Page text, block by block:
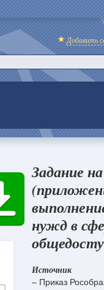
Добавить
Задание
нужд в
Источник
– Приказ